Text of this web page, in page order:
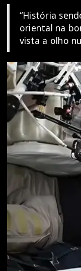
“História
oriental na
vista a olho